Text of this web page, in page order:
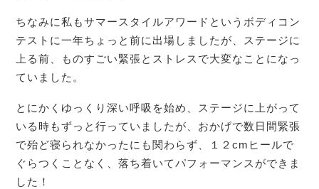
ちなみに私もサマースタイルアワードというボディコン
テストに一年ちょっと前に出場しましたが、ステージに
上る前、ものすごい緊張とストレスで大変なことになっ
ていました。
とにかくゆっくり深い呼吸を始め、ステージに上がって
いる時もずっと行っていましたが、おかげで数日間緊張
で殆ど寝られなかったにも関わらず、１２cmヒールで
ぐらつくことなく、落ち着いてパフォーマンスができま
した！